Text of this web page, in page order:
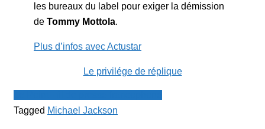
les bureaux du label pour exiger la démission
de Tommy Mottola.
Plus d’infos avec Actustar
Le privilége de réplique
Tagged Michael Jackson